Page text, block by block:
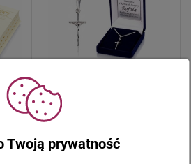
łańcuszek PANCERKA pr. 925 –
185,00 zł
Twoją prywatność